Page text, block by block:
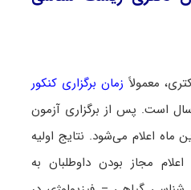
معمولاً زمان برگزاری کنکور
است. پس از برگزاری آزمون
ماه اعلام می‌شود. نتایج اولیه
اعلام مجاز بودن داوطلبان به